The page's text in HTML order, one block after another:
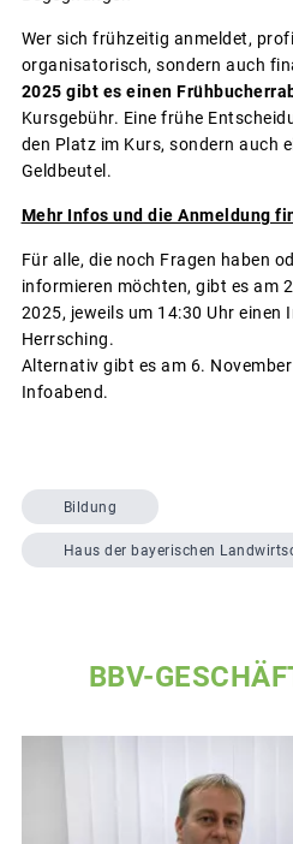
Wer sich frühzeitig anmeldet,
organisatorisch, sondern auch
2025 gibt es einen
Kursgebühr. Eine frühe
den Platz im Kurs, sondern auch
Geldbeutel.
Mehr Infos und die Anmeldung
Für alle, die noch Fragen haben
informieren möchten, gibt es am
2025, jeweils um 14:30 Uhr einen
Herrsching.
Alternativ gibt es am 6.
Infoabend.
Bildung
Haus der bayerischen
BBV-